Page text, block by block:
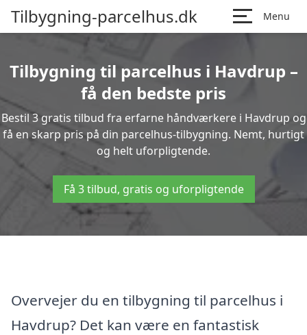
Tilbygning-parcelhus.dk Menu
Tilbygning til parcelhus i Havdrup –
få den bedste pris
Bestil 3 gratis tilbud fra erfarne håndværkere i Havdrup og
få en skarp pris på din parcelhus-tilbygning. Nemt, hurtigt
og helt uforpligtende.
Få 3 tilbud, gratis og uforpligtende
Overvejer du en tilbygning til parcelhus i
Havdrup? Det kan være en fantastisk